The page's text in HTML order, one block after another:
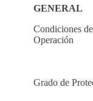
GENERAL
Condiciones de
Operación
Grado de